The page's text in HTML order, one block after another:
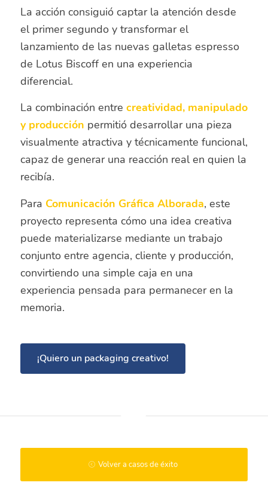
La acción consiguió captar la atención desde
el primer segundo y transformar el
lanzamiento de las nuevas galletas espresso
de Lotus Biscoffen una experiencia
diferencial.
La combinación entre creatividad, manipulado
y producción permitió desarrollar una pieza
visualmente atractiva y técnicamente funcional,
capaz de generar una reacción real en quien la
recibía.
Para Comunicación Gráfica Alborada, este
proyecto representa cómo una idea creativa
puede materializarse mediante un trabajo
conjunto entre agencia, cliente y producción,
convirtiendo una simple caja en una
experiencia pensada para permanecer en la
memoria.
¡Quiero un packaging creativo!
Volver a casos de éxito